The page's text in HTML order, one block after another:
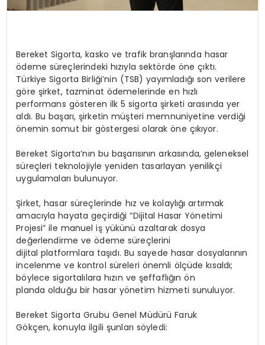
Bereket Sigorta, kasko ve trafik branşlarında hasar
ödeme süreçlerindeki hızıyla sektörde öne çıktı.
Türkiye Sigorta Birliği’nin (TSB) yayımladığı son verilere
göre şirket, tazminat ödemelerinde en hızlı
performans gösteren ilk 5 sigorta şirketi arasında yer
aldı. Bu başarı, şirketin müşteri memnuniyetine verdiği
önemin somut bir göstergesi olarak öne çıkıyor.
Bereket Sigorta’nın bu başarısının arkasında, geleneksel
süreçleri teknolojiyle yeniden tasarlayan yenilikçi
uygulamaları bulunuyor.
Şirket, hasar süreçlerinde hız ve kolaylığı artırmak
amacıyla hayata geçirdiği “Dijital Hasar Yönetimi
Projesi” ile manuel iş yükünü azaltarak dosya
değerlendirme ve ödeme süreçlerini
dijital platformlara taşıdı. Bu sayede hasar dosyalarının
incelenme ve kontrol süreleri önemli ölçüde kısaldı;
böylece sigortalılara hızın ve şeffaflığın ön
planda olduğu bir hasar yönetim hizmeti sunuluyor.
Bereket Sigorta Grubu Genel Müdürü Faruk
Gökçen, konuyla ilgili şunları söyledi: